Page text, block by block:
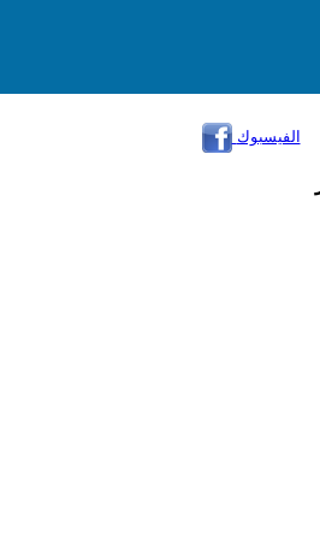
الفيسبوك